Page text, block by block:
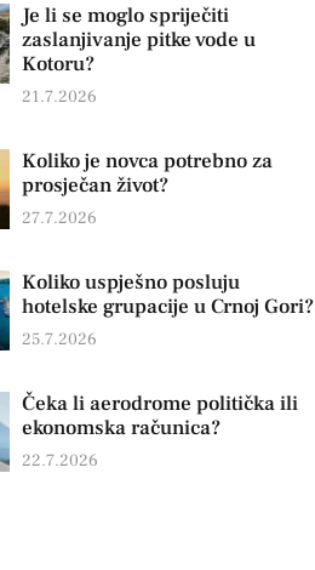
Je li se moglo spriječiti
zaslanjivanje pitke vode u
Kotoru?
21.7.2026
Koliko je novca potrebno za
prosječan život?
27.7.2026
Koliko uspješno posluju
hotelske grupacije u Crnoj Gori?
25.7.2026
Čeka li aerodrome politička ili
ekonomska računica?
22.7.2026